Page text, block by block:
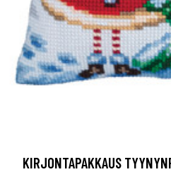
KIRJONTAPAKKAUS